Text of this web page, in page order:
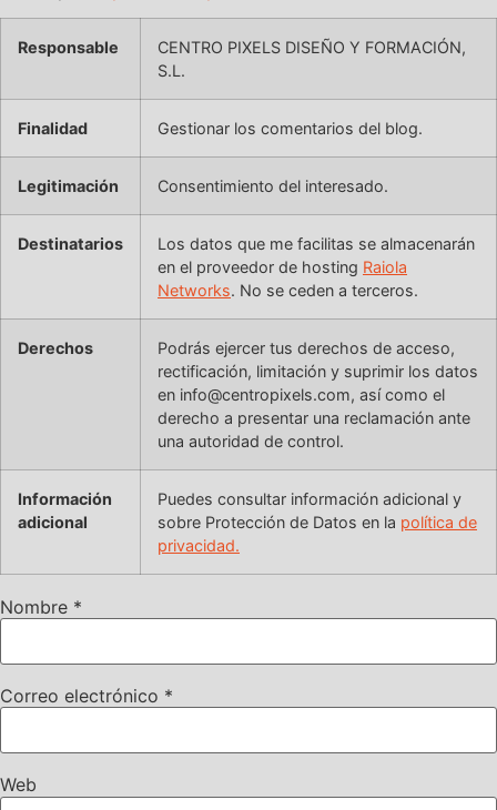
Responsable
CENTRO PIXELS DISEÑO Y FORMACIÓN,
S.L.
Finalidad Gestionar los comentarios del blog.
Legitimación Consentimiento del interesado.
Destinatarios
Los datos que me facilitas se almacenarán
en el proveedor de hosting Raiola
Networks. No se ceden a terceros.
Derechos
Podrás ejercer tus derechos de acceso,
rectificación, limitación y suprimir los datos
en info@centropixels.com, así como el
derecho a presentar una reclamación ante
una autoridad de control.
Información
adicional
Puedes consultar información adicional y
sobre Protección de Datos en la política de
privacidad.
Nombre *
Correo electrónico *
Web